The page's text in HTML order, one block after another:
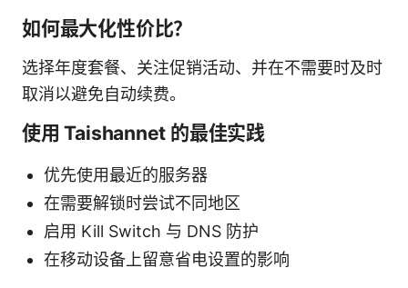
如何最大化性价比？
选择年度套餐、关注促销活动、并在不需要时及时
取消以避免自动续费。
使用 Taishannet 的最佳实践
优先使用最近的服务器
在需要解锁时尝试不同地区
启用 Kill Switch 与 DNS 防护
在移动设备上留意省电设置的影响